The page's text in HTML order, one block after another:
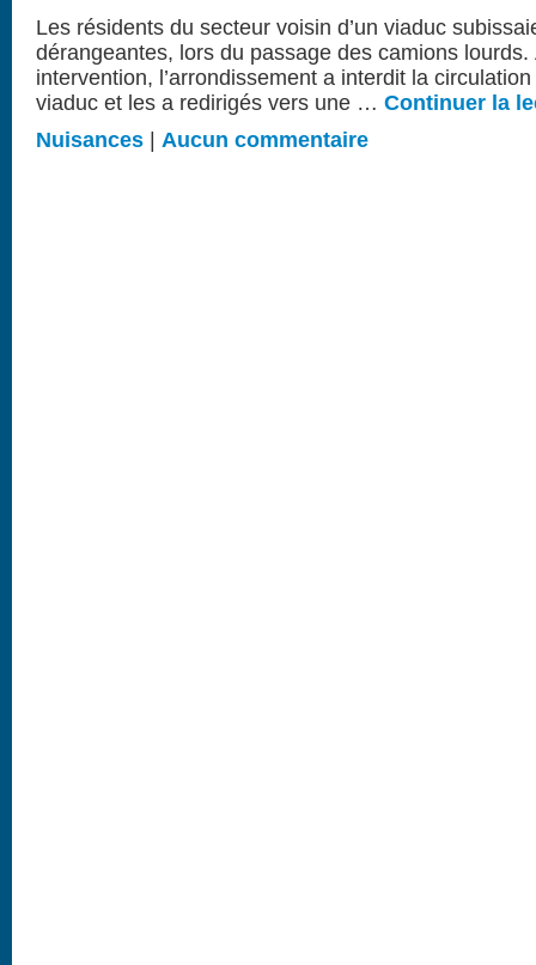
Les résidents du secteur voisin d’un viaduc
dérangeantes, lors du passage des camions
intervention, l’arrondissement a interdit la
viaduc et les a redirigés vers une … Continuer la
Nuisances
Aucun commentaire